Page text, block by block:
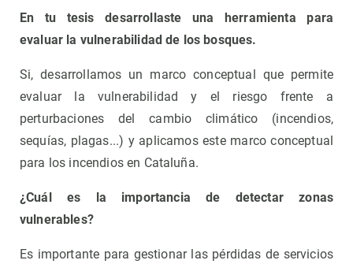
En tu tesis desarrollaste una herramienta para
evaluar la vulnerabilidad de los bosques.
Si, desarrollamos un marco conceptual que permite
evaluar la vulnerabilidad y el riesgo frente a
perturbaciones del cambio climático (incendios,
sequías, plagas...) y aplicamos este marco conceptual
para los incendios en Cataluña.
¿Cuál es la importancia de detectar zonas
vulnerables?
Es importante para gestionar las pérdidas de servicios